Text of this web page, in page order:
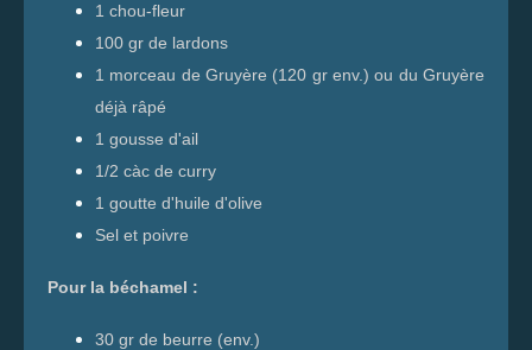
1 chou-fleur
100 gr de lardons
1 morceau de Gruyère (120 gr env.) ou du Gruyère
déjà râpé
1 gousse d'ail
1/2 càc de curry
1 goutte d'huile d'olive
Sel et poivre
Pour la béchamel :
30 gr de beurre (env.)